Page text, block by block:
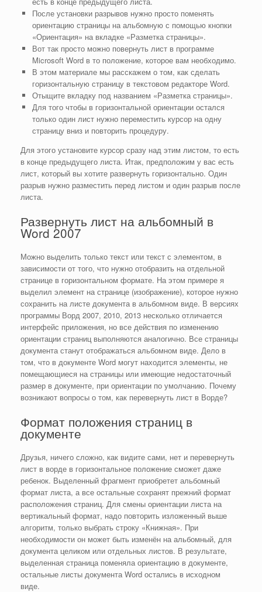
После установки разрывов нужно просто поменять
ориентацию страницы на альбомную с помощью кнопки
«Ориентация» на вкладке «Разметка страницы».
Вот так просто можно повернуть лист в программе
Microsoft Word в то положение, которое вам необходимо.
В этом материале мы расскажем о том, как сделать
горизонтальную страницу в текстовом редакторе Word.
Отыщите вкладку под названием «Разметка страницы».
Для того чтобы в горизонтальной ориентации остался
только один лист нужно переместить курсор на одну
страницу вниз и повторить процедуру.
Для этого установите курсор сразу над этим листом, то есть
в конце предыдущего листа. Итак, предположим у вас есть
лист, который вы хотите развернуть горизонтально. Один
разрыв нужно разместить перед листом и один разрыв после
листа.
Развернуть лист на альбомный в
Word 2007
Можно выделить только текст или текст с элементом, в
зависимости от того, что нужно отобразить на отдельной
странице в горизонтальном формате. На этом примере я
выделил элемент на странице (изображение), которое нужно
сохранить на листе документа в альбомном виде. В версиях
программы Ворд 2007, 2010, 2013 несколько отличается
интерфейс приложения, но все действия по изменению
ориентации страниц выполняются аналогично. Все страницы
документа станут отображаться альбомном виде. Дело в
том, что в документе Word могут находится элементы, не
помещающиеся на страницы или имеющие недостаточный
размер в документе, при ориентации по умолчанию. Почему
возникают вопросы о том, как перевернуть лист в Ворде?
Формат положения страниц в
документе
Друзья, ничего сложно, как видите сами, нет и перевернуть
лист в ворде в горизонтальное положение сможет даже
ребенок. Выделенный фрагмент приобретет альбомный
формат листа, а все остальные сохранят прежний формат
расположения страниц. Для смены ориентации листа на
вертикальный формат, надо повторить изложенный выше
алгоритм, только выбрать строку «Книжная». При
необходимости он может быть изменён на альбомный, для
документа целиком или отдельных листов. В результате,
выделенная страница поменяла ориентацию в документе,
остальные листы документа Word остались в исходном
виде.